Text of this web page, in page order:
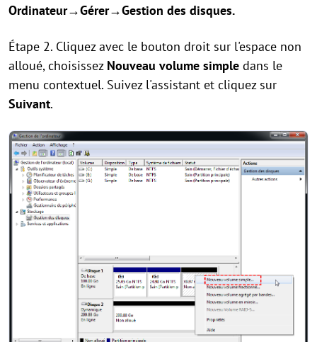
Ordinateur→Gérer→Gestion des disques.
Étape 2. Cliquez avec le bouton droit sur l'espace non
alloué, choisissez Nouveau volume simple dans le
menu contextuel. Suivez l'assistant et cliquez sur
Suivant.